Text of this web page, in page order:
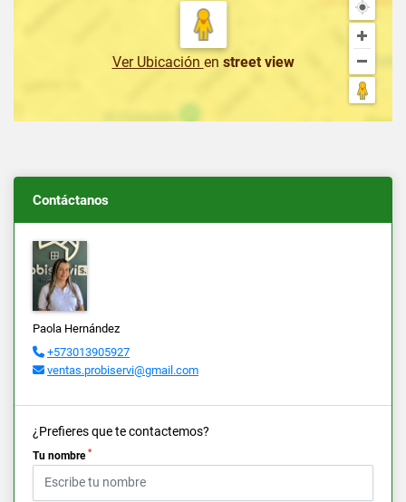
Ver Ubicación en street view
Contáctanos
Paola Hernández
+573013905927
ventas.probiservi@gmail.com
¿Prefieres que te contactemos?
Tu nombre *